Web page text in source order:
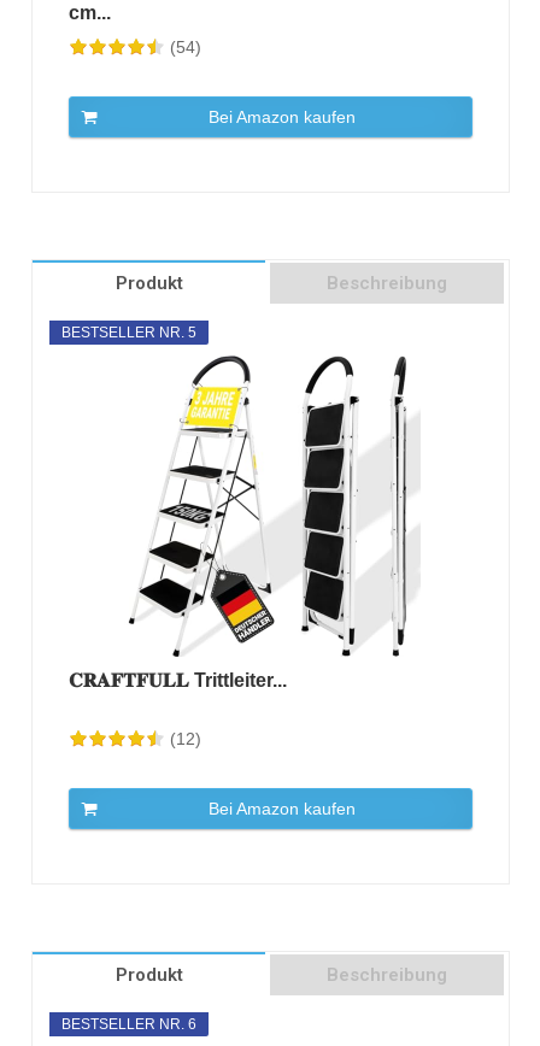
cm...
(54)
Bei Amazon kaufen
Produkt Beschreibung
BESTSELLER NR. 5
𝐂𝐑𝐀𝐅𝐓𝐅𝐔𝐋𝐋 Trittleiter...
(12)
Bei Amazon kaufen
Produkt Beschreibung
BESTSELLER NR. 6